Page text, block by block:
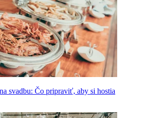
svadbu: Čo pripraviť, aby si hostia